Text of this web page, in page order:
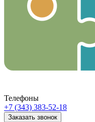
Телефоны
+7 (343) 383-52-18
Заказать звонок